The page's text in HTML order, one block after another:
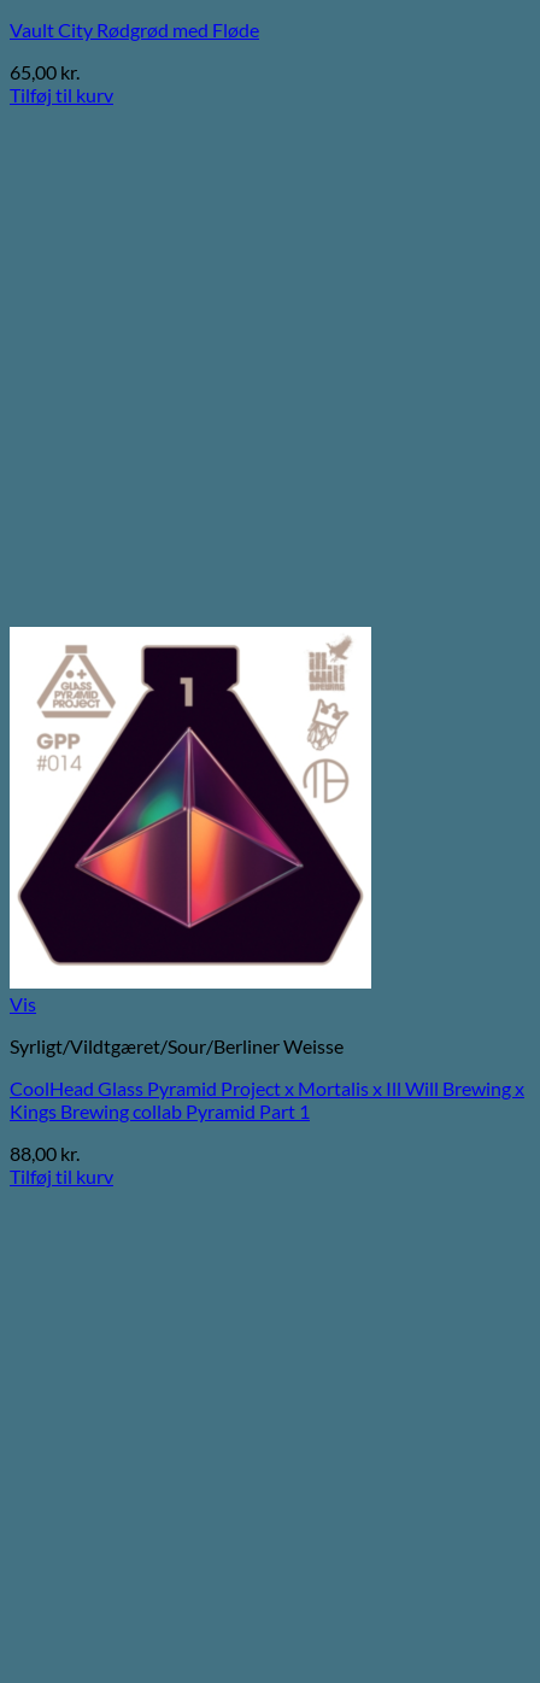
Vault City Rødgrød med Fløde
65,00 kr.
Tilføj til kurv
Vis
Syrligt/Vildtgæret/Sour/Berliner Weisse
CoolHead Glass Pyramid Project x Mortalis x Ill Will Brewing x
Kings Brewing collab Pyramid Part 1
88,00 kr.
Tilføj til kurv